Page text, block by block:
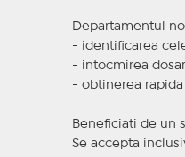
Departamentul
- identificarea
- intocmirea
- obtinerea rapida
Beneficiati de un
Se accepta